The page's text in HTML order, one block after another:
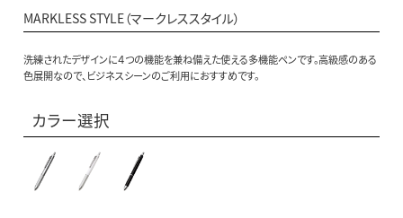
MARKLESS STYLE（マークレススタイル）
洗練されたデザインに４つの機能を兼ね備えた使える多機能ペンです。高級感のある
色展開なので、ビジネスシーンのご利用におすすめです。
カラー選択